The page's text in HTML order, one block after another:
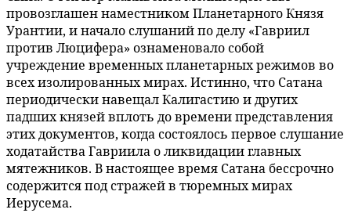
провозглашен наместником Планетарного Князя
Урантии, и начало слушаний по делу «Гавриил
против Люцифера» ознаменовало собой
учреждение временных планетарных режимов во
всех изолированных мирах. Истинно, что Сатана
периодически навещал Калигастию и других
падших князей вплоть до времени представления
этих документов, когда состоялось первое слушание
ходатайства Гавриила о ликвидации главных
мятежников. В настоящее время Сатана бессрочно
содержится под стражей в тюремных мирах
Иерусема.